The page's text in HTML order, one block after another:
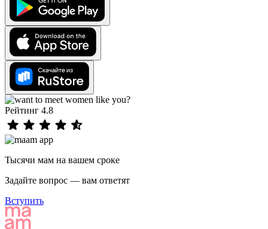
Рейтинг 4.8
Тысячи мам на вашем сроке
Задайте вопрос — вам ответят
Вступить